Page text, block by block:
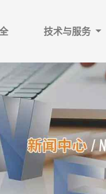
技术与服务